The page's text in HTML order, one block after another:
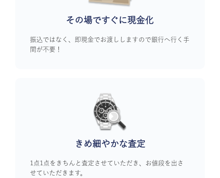
その場ですぐに現金化
振込ではなく、即現金でお渡ししますので銀行へ行く手
間が不要！
きめ細やかな査定
1点1点をきちんと査定させていただき、お値段を出さ
せていただきます。